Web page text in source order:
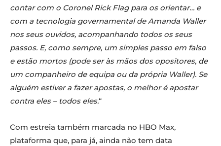
contar com o Coronel Rick Flag para os orientar… e
com a tecnologia governamental de Amanda Waller
nos seus ouvidos, acompanhando todos os seus
passos. E, como sempre, um simples passo em falso
e estão mortos (pode ser às mãos dos opositores, de
um companheiro de equipa ou da própria Waller). Se
alguém estiver a fazer apostas, o melhor é apostar
contra eles – todos eles.“
Com estreia também marcada no HBO Max,
plataforma que, para já, ainda não tem data